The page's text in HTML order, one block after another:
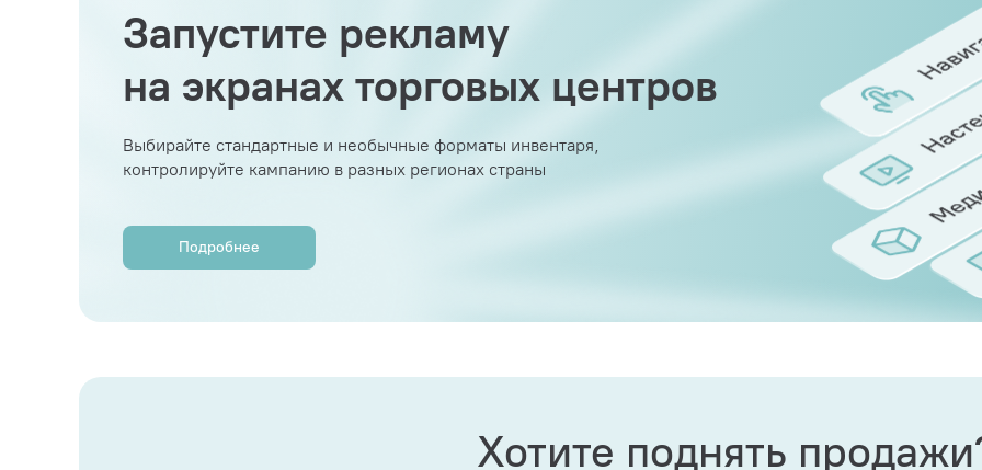
Запустите рекламу
на экранах торговых центров
Выбирайте стандартные и необычные форматы инвентаря,
контролируйте кампанию в разных регионах страны
Подробнее
Хотите поднять